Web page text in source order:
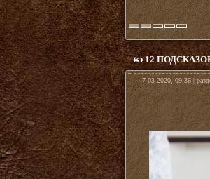
12
7-03-2020, 09:36 |